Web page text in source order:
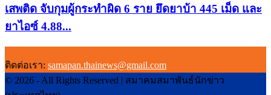
เสพติด จับกุมผู้กระทำผิด 6 ราย ยึดยาบ้า 445 เม็ด และ
ยาไอซ์ 4.88...
ติดต่อเรา: samapan.thainews@gmail.com
© 2026 - All Rights Reserved | สมาคมสมาพันธ์นักข่าว